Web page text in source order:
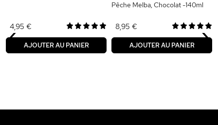
4,95 €
AJOUTER AU PANIER
Pêche Melba, Chocolat -140ml
8,95 €
AJOUTER AU PANIER
‹ ›